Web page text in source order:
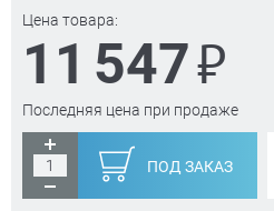
Цена товара:
11 547₽
Последняя цена при продаже
ПОД ЗАКАЗ